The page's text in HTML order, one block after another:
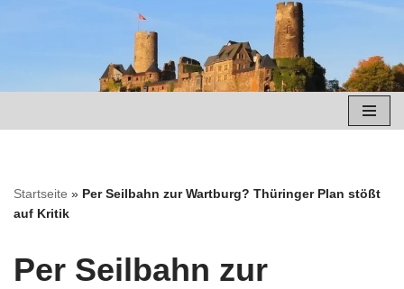
springen
Startseite » Per Seilbahn zur Wartburg? Thüringer Plan stößt
auf Kritik
Per Seilbahn zur